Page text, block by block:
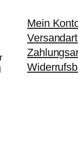
Mein